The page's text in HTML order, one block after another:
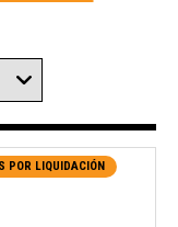
POR LIQUIDACIÓN